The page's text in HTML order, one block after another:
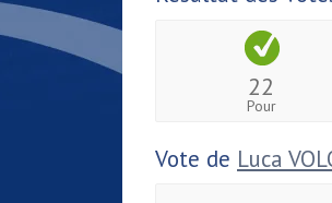
22
Pour
Vote de Luca